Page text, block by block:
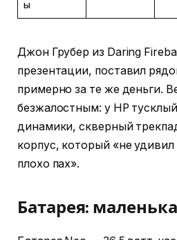
ы
Джон Грубер из Daring
презентации, поставил
примерно за те же деньги.
безжалостным: у HP
динамики, скверный
корпус, который «не
плохо пах».
Батарея: